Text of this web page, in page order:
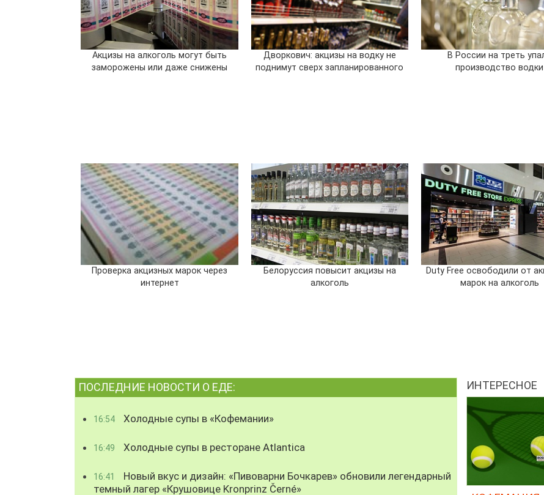
Акцизы на алкоголь могут быть
заморожены или даже снижены
Дворкович: акцизы на водку не
поднимут сверх запланированного
В России на треть
производство водки
Проверка акцизных марок через
интернет
Белоруссия повысит акцизы на
алкоголь
Duty Free освободили от
марок на алкоголь
ПОСЛЕДНИЕ НОВОСТИ О ЕДЕ:
16:54 Холодные супы в «Кофемании»
16:49 Холодные супы в ресторане Atlantica
16:41
Новый вкус и дизайн: «Пивоварни Бочкарев» обновили легендарный
темный лагер «Крушовице Kronprinz Černé»
ИНТЕРЕСНОЕ